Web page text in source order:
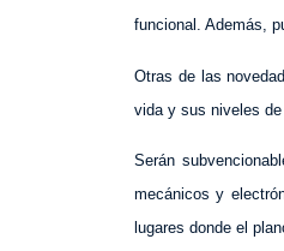
funcional. Además,
Otras de las
vida y sus niveles de
Serán
mecánicos y
lugares donde el